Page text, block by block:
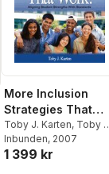
More Inclusion
Strategies That
Work!
Toby J. Karten, Toby
Karten
Inbunden, 2007
1 399 kr